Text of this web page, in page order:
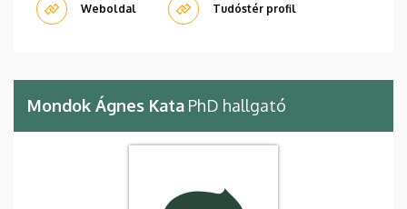
Weboldal Tudóstér profil
Mondok Ágnes Kata PhD hallgató